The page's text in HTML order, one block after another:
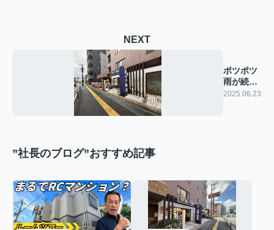
NEXT
ポツポツ
雨が続き
そうです
2025.06.23
”社長のブログ”おすすめ記事